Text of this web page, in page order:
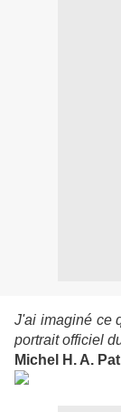
J'ai imaginé ce
portrait officiel
Michel H. A.